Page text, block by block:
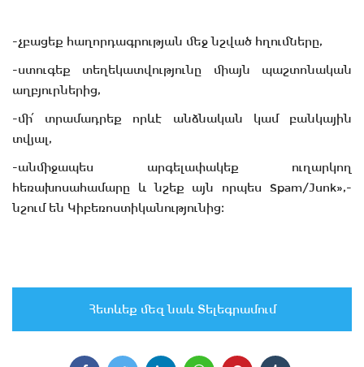
-չբացեք հաղորդագրության մեջ նշված հղումները,
-ստուգեք տեղեկատվությունը միայն պաշտոնական
աղբյուրներից,
-մի՛ տրամադրեք որևէ անձնական կամ բանկային
տվյալ,
-անմիջապես արգելափակեք ուղարկող
հեռախոսահամարը և նշեք այն որպես Spam/Junk»,-
նշում են Կիբեռոստիկանությունից։
Հետևեք մեզ նաև Տելեգրամում